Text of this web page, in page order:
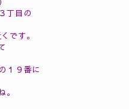
分¥5000)